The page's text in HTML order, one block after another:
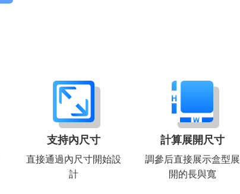
支持內尺寸
直接通過內尺寸開始設
計
計算展開尺寸
調參后直接展示盒型展
開的長與寬